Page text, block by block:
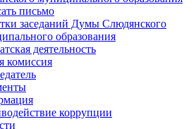
письмо
заседаний Думы Слюдянского
образования
деятельность
комиссия
коррупции